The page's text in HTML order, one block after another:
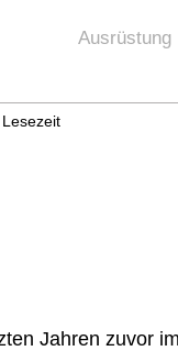
Ausrüstung
Jahren zuvor